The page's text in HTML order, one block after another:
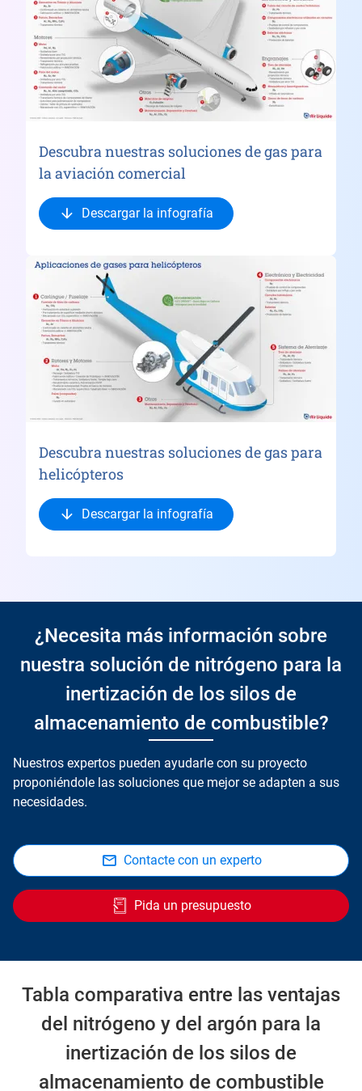
Descubra nuestras soluciones de gas para
la aviación comercial
Descargar la infografía
Descubra nuestras soluciones de gas para
helicópteros
Descargar la infografía
¿Necesita más información sobre
nuestra solución de nitrógeno para la
inertización de los silos de
almacenamiento de combustible?
Nuestros expertos pueden ayudarle con su proyecto
proponiéndole las soluciones que mejor se adapten a sus
necesidades.
Contacte con un experto
Pida un presupuesto
Tabla comparativa entre las ventajas
del nitrógeno y del argón para la
inertización de los silos de
almacenamiento de combustible